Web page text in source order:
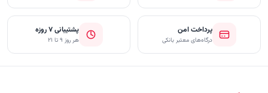
پرداخت امن
درگاه‌های معتبر بانکی
پشتیبانی ۷ روزه
هر روز ۹ تا ۲۱